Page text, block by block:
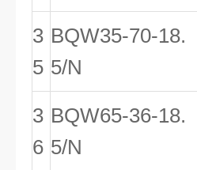
3
5
BQW35-70-18.
5/N
3
6
BQW65-36-18.
5/N